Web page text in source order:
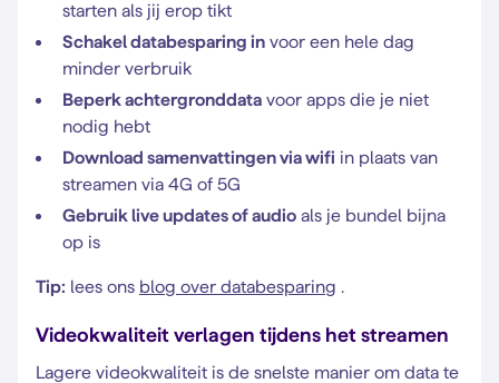
starten als jij erop tikt
Schakel databesparing in voor een hele dag
minder verbruik
Beperk achtergronddata voor apps die je niet
nodig hebt
Download samenvattingen via wifi in plaats van
streamen via 4G of 5G
Gebruik live updates of audio als je bundel bijna
op is
Tip: lees ons blog over databesparing .
Videokwaliteit verlagen tijdens het streamen
Lagere videokwaliteit is de snelste manier om data te